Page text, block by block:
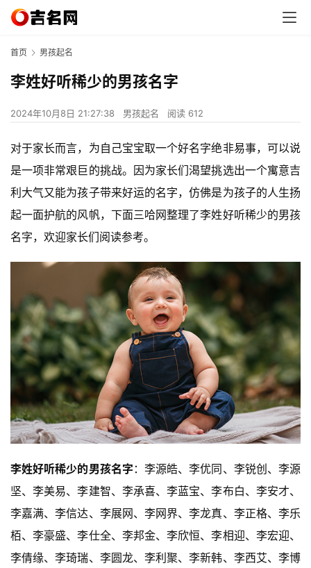
首页 男孩起名
李姓好听稀少的男孩名字
2024年10月8日 21:27:38 男孩起名 阅读 612
对于家长而言，为自己宝宝取一个好名字绝非易事，可以说
是一项非常艰巨的挑战。因为家长们渴望挑选出一个寓意吉
利大气又能为孩子带来好运的名字，仿佛是为孩子的人生扬
起一面护航的风帆，下面三哈网整理了李姓好听稀少的男孩
名字，欢迎家长们阅读参考。
李姓好听稀少的男孩名字 ：李源皓、李优同、李锐创、李源
坚、李美易、李建智、李承喜、李蓝宝、李布白、李安才、
李嘉满、李信达、李展网、李网界、李龙真、李正格、李乐
栢、李豪盛、李仕全、李邦金、李欣恒、李相迎、李宏迎、
李倩缘、李琦瑞、李圆龙、李利聚、李新韩、李西艾、李博